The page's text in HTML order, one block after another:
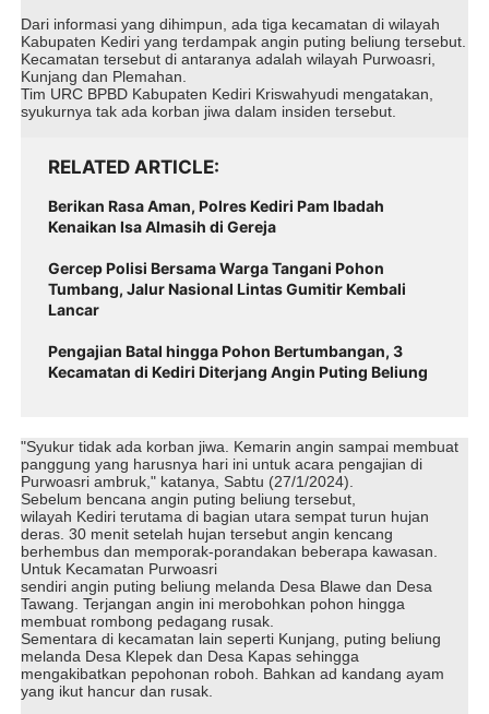
Dari informasi yang dihimpun, ada tiga kecamatan di wilayah
Kabupaten Kediri yang terdampak angin puting beliung tersebut.
Kecamatan tersebut di antaranya adalah wilayah Purwoasri,
Kunjang dan Plemahan.
Tim URC BPBD Kabupaten Kediri Kriswahyudi mengatakan,
syukurnya tak ada korban jiwa dalam insiden tersebut.
RELATED ARTICLE
Berikan Rasa Aman, Polres Kediri Pam Ibadah
Kenaikan Isa Almasih di Gereja
Gercep Polisi Bersama Warga Tangani Pohon
Tumbang, Jalur Nasional Lintas Gumitir Kembali
Lancar
Pengajian Batal hingga Pohon Bertumbangan, 3
Kecamatan di Kediri Diterjang Angin Puting Beliung
"Syukur tidak ada korban jiwa. Kemarin angin sampai membuat
panggung yang harusnya hari ini untuk acara pengajian di
Purwoasri ambruk," katanya, Sabtu (27/1/2024).
Sebelum bencana angin puting beliung tersebut,
wilayah Kediri terutama di bagian utara sempat turun hujan
deras. 30 menit setelah hujan tersebut angin kencang
berhembus dan memporak-porandakan beberapa kawasan.
Untuk Kecamatan Purwoasri
sendiri angin puting beliung melanda Desa Blawe dan Desa
Tawang. Terjangan angin ini merobohkan pohon hingga
membuat rombong pedagang rusak.
Sementara di kecamatan lain seperti Kunjang, puting beliung
melanda Desa Klepek dan Desa Kapas sehingga
mengakibatkan pepohonan roboh. Bahkan ad kandang ayam
yang ikut hancur dan rusak.